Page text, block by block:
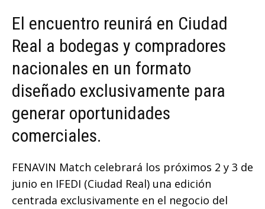
El encuentro reunirá en Ciudad
Real a bodegas y compradores
nacionales en un formato
diseñado exclusivamente para
generar oportunidades
comerciales.
FENAVIN Match celebrará los próximos 2 y 3 de
junio en IFEDI (Ciudad Real) una edición
centrada exclusivamente en el negocio del